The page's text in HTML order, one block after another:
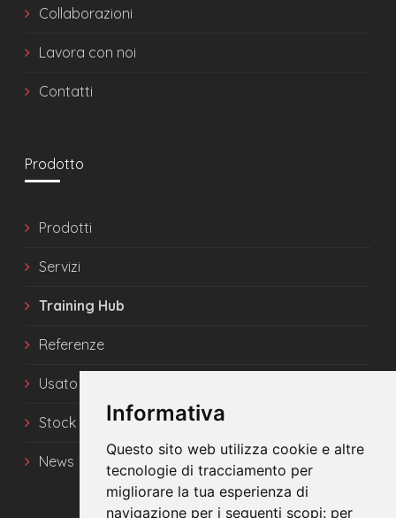
Informativa
Questo sito web utilizza cookie e altre
tecnologie di tracciamento per
migliorare la tua esperienza di
navigazione per i seguenti scopi: per
Collaborazioni
Lavora con noi
Contatti
Prodotto
Prodotti
Servizi
Training Hub
Referenze
Usato
Stock
News